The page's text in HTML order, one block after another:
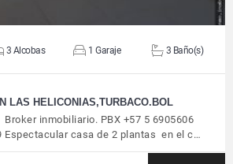
3 Alcobas 1 Garaje 3 Baño(s)
LAS HELICONIAS,TURBACO.BOL
Broker inmobiliario. PBX +57 5 6905606
Espectacular casa de 2 plantas en el c…